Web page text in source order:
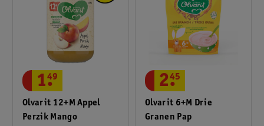
Olvarit 12+M Appel
Perzik Mango
1.
49
Olvarit 6+M Drie
Granen Pap
2.
45